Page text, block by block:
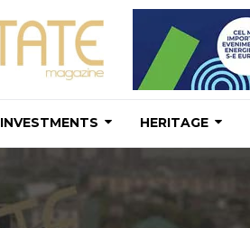
INVESTMENTS HERITAGE